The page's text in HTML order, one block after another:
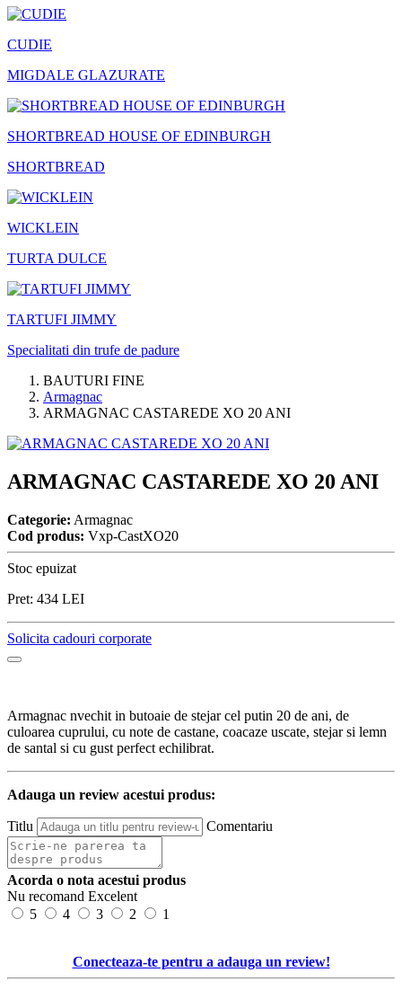
CUDIE
MIGDALE GLAZURATE
SHORTBREAD HOUSE OF EDINBURGH
SHORTBREAD
WICKLEIN
TURTA DULCE
TARTUFI JIMMY
Specialitati din trufe de padure
BAUTURI FINE
Armagnac
ARMAGNAC CASTAREDE XO 20 ANI
ARMAGNAC CASTAREDE XO 20 ANI
Categorie: Armagnac
Cod produs: Vxp-CastXO20
Stoc epuizat
Pret: 434 LEI
Solicita cadouri corporate
Armagnac nvechit in butoaie de stejar cel putin 20 de ani, de
culoarea cuprului, cu note de castane, coacaze uscate, stejar si lemn
de santal si cu gust perfect echilibrat.
Adauga un review acestui produs:
Titlu Comentariu
Acorda o nota acestui produs
Nu recomand Excelent
5
4 3 2 1
Conecteaza-te pentru a adauga un review!